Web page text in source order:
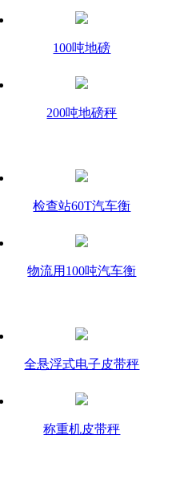
100吨地磅
200吨地磅秤
检查站60T汽车衡
物流用100吨汽车衡
全悬浮式电子皮带秤
称重机皮带秤